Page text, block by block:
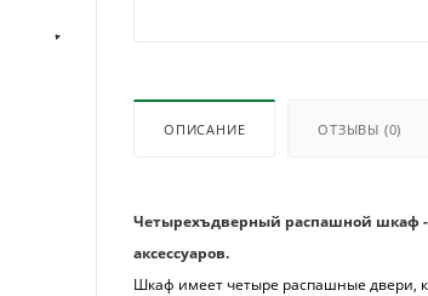
ОПИСАНИЕ ОТЗЫВЫ (0)
Четырехъдверный распашной шкаф
аксессуаров.
Шкаф имеет четыре распашные двери,